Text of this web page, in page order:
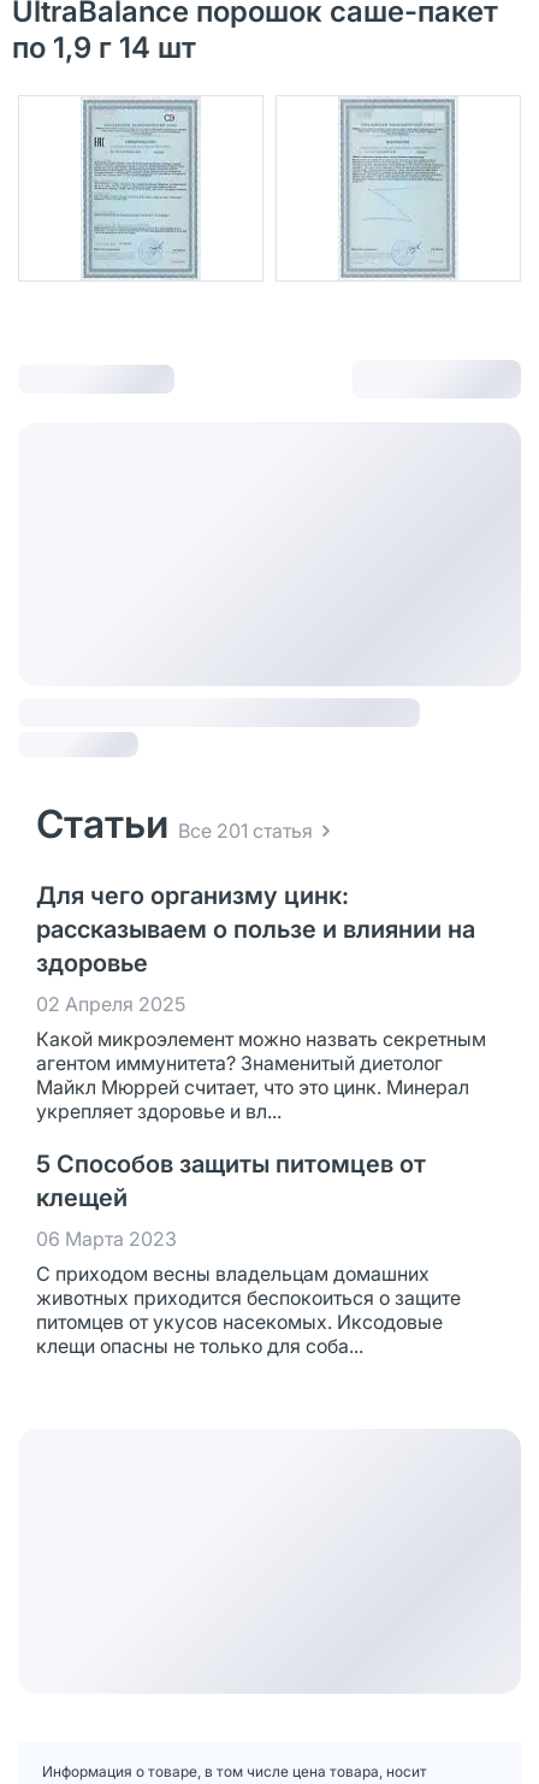
UltraBalance порошок саше-пакет
по 1,9 г 14 шт
Статьи Все 201 статья
Для чего организму цинк:
рассказываем о пользе и влиянии на
здоровье
02 Апреля 2025
Какой микроэлемент можно назвать секретным
агентом иммунитета? Знаменитый диетолог
Майкл Мюррей считает, что это цинк. Минерал
укрепляет здоровье и вл...
5 Способов защиты питомцев от
клещей
06 Марта 2023
С приходом весны владельцам домашних
животных приходится беспокоиться о защите
питомцев от укусов насекомых. Иксодовые
клещи опасны не только для соба...
Информация о товаре, в том числе цена товара, носит